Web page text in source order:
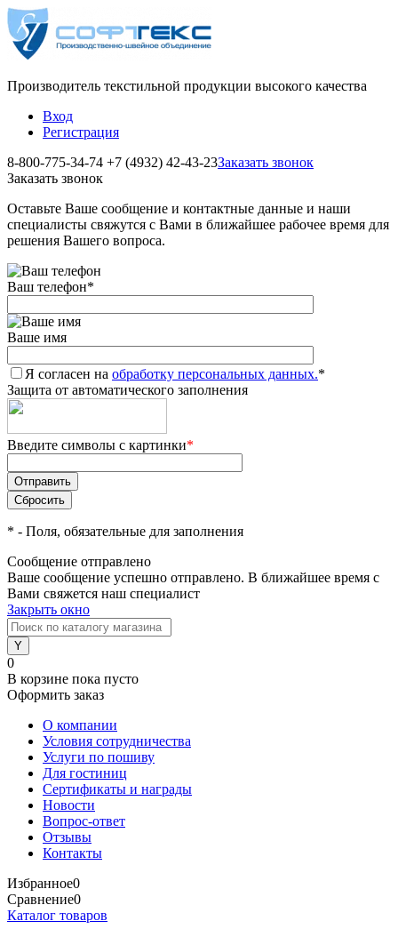
Производитель текстильной продукции высокого качества
Вход
Регистрация
8-800-775-34-74 +7 (4932) 42-43-23Заказать звонок
Заказать звонок
Оставьте Ваше сообщение и контактные данные и наши
специалисты свяжутся с Вами в ближайшее рабочее время для
решения Вашего вопроса.
Ваш телефон*
Ваше имя
Я согласен на обработку персональных данных.*
Защита от автоматического заполнения
Введите символы с картинки*
* - Поля, обязательные для заполнения
Сообщение отправлено
Ваше сообщение успешно отправлено. В ближайшее время с
Вами свяжется наш специалист
Закрыть окно
0
В корзине пока пусто
Оформить заказ
О компании
Условия сотрудничества
Услуги по пошиву
Для гостиниц
Сертификаты и награды
Новости
Вопрос-ответ
Отзывы
Контакты
Избранное0
Сравнение0
Каталог товаров